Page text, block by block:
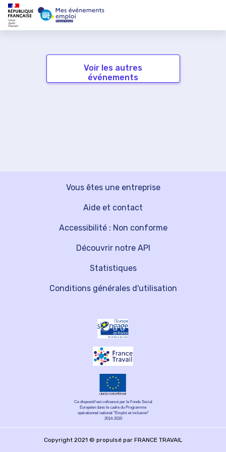
Voir les autres
événements
Vous êtes une entreprise
Découvrir notre API
Aide et contact
Statistiques
Accessibilité : Non conforme
Conditions générales d'utilisation
Ce dispositif est cofinancé par le Fonds Social
Européen dans le cadre du Programme
opérationnel national "Emploi et inclusion"
2014-2020
Copyright 2021 © propulsé par FRANCE TRAVAIL